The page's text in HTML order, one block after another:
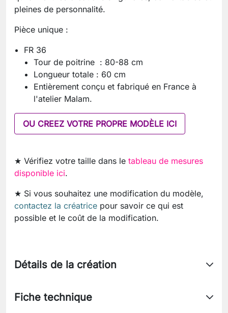
pleines de personnalité.
Pièce unique :
FR 36
Tour de poitrine : 80-88 cm
Longueur totale : 60 cm
Entièrement conçu et fabriqué en France à
l'atelier Malam.
OU CREEZ VOTRE PROPRE MODÈLE ICI
★ Vérifiez votre taille dans le tableau de mesures
disponible ici.
★ Si vous souhaitez une modification du modèle,
contactez la créatrice pour savoir ce qui est
possible et le coût de la modification.
Détails de la création
Fiche technique